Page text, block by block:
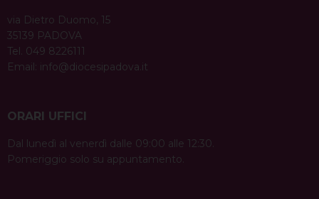
via Dietro Duomo, 15
35139 PADOVA
Tel. 049 8226111
Email: info@diocesipadova.it
ORARI UFFICI
Dal lunedì al venerdì dalle 09:00 alle 12:30.
Pomeriggio solo su appuntamento.